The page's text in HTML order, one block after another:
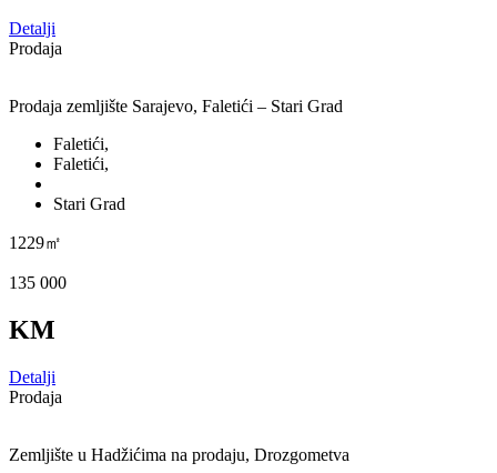
Detalji
Prodaja
Prodaja zemljište Sarajevo, Faletići – Stari Grad
Faletići,
Faletići,
Stari Grad
1229㎡
135 000
KM
Detalji
Prodaja
Zemljište u Hadžićima na prodaju, Drozgometva